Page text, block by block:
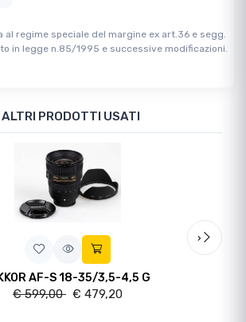
al regime speciale del margine ex art.36 e segg.
in legge n.85/1995 e successive modificazioni.
ALTRI PRODOTTI USATI
›
AF-S 18-35/3,5-4,5 G
€ 599,00 € 479,20